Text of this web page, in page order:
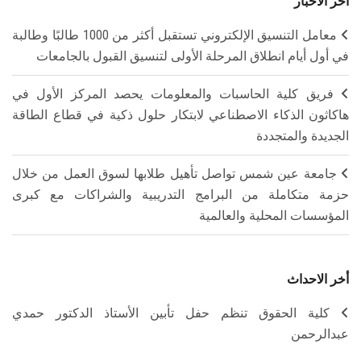
معامل التنسيق الإلكتروني تستقبل أكثر من 1000 طالبًا وطالبة
في أول أيام انطلاق المرحلة الأولى لتنسيق القبول بالجامعات
فريق كلية الحاسبات والمعلومات يحصد المركز الأول في
هاكاثون الذكاء الاصطناعي لابتكار حلول ذكية في قطاع الطاقة
الجديدة والمتجددة
جامعة عين شمس تواصل تأهيل طلابها لسوق العمل من خلال
حزمة متكاملة من البرامج التدريبية والشراكات مع كبرى
المؤسسات المحلية والعالمية
أخر الاحداث
كلية الحقوق تنظم حفل تأبين الأستاذ الدكتور حمدي
عبدالرحمن